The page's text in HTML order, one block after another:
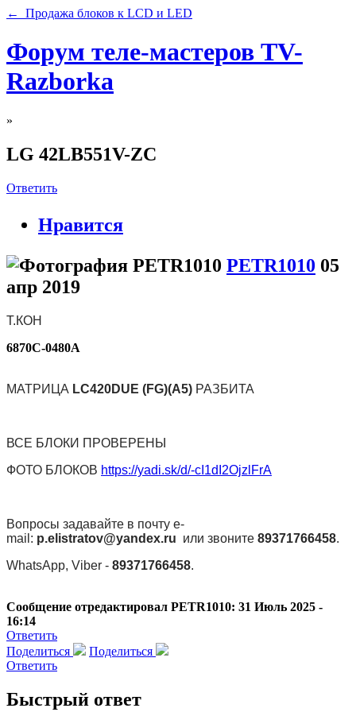
← Продажа блоков к LCD и LED
Форум теле-мастеров TV-
Razborka
»
LG 42LB551V-ZC
Ответить
Нравится
PETR1010 05
апр 2019
Т.КОН
6870C-0480A
МАТРИЦА LC420DUE (FG)(A5) РАЗБИТА
ВСЕ БЛОКИ ПРОВЕРЕНЫ
ФОТО БЛОКОВ https://yadi.sk/d/-cI1dI2OjzlFrA
Вопросы задавайте в почту e-
mail: p.elistratov@yandex.ru или звоните 89371766458.
WhatsApp, Viber - 89371766458.
Сообщение отредактировал PETR1010: 31 Июль 2025 -
16:14
Ответить
Поделиться
Поделиться
Ответить
Быстрый ответ